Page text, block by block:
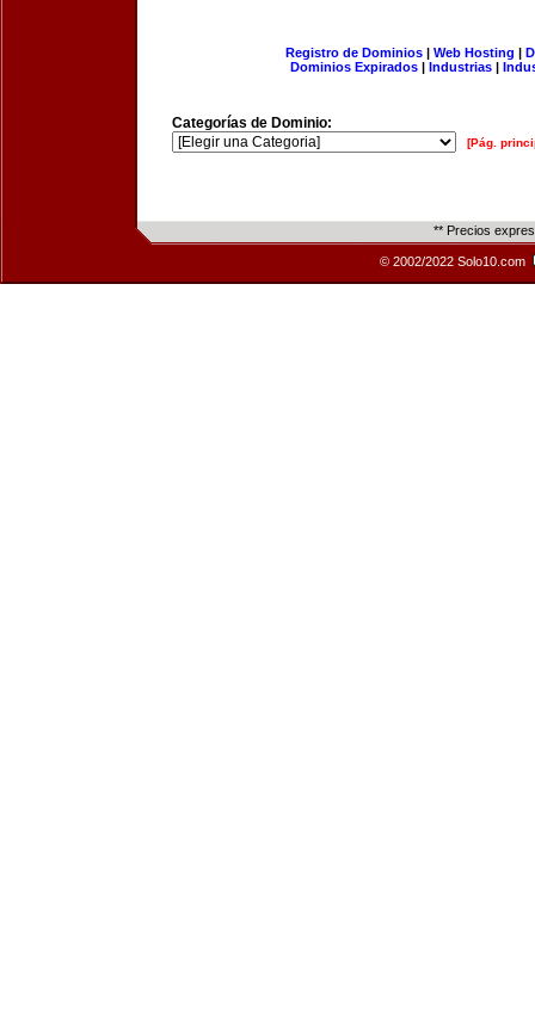
Registro de Dominios| Web Hosting |
Dominios Expirados | Industrias |
Categorías de Dominio:
[Pág.
** Precios
© 2002/2022 Solo10.com